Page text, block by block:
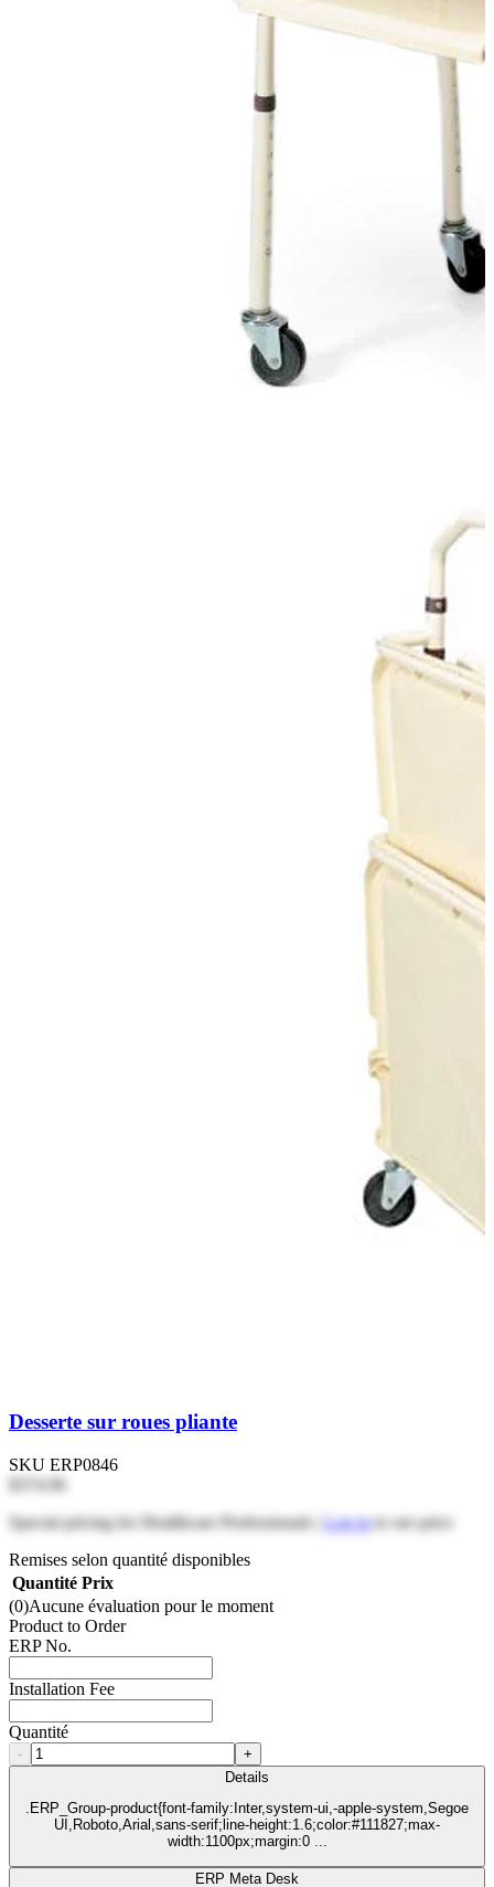
Desserte sur roues pliante
SKU ERP0846
$374.96
Special pricing for Healthcare Professionals | Log into see price
Remises selon quantité disponibles
Quantité Prix
(0)Aucune évaluation pour le moment
Product to Order
ERP No.
Installation Fee
Quantité
-
+
Details
.ERP_Group-product{font-family:Inter,system-ui,-apple-system,Segoe
UI,Roboto,Arial,sans-serif;line-height:1.6;color:#111827;max-
width:1100px;margin:0 ...
ERP Meta Desk